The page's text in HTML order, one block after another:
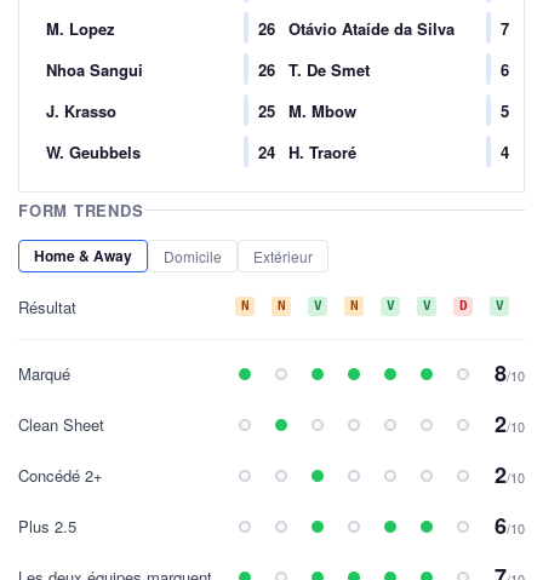
M. Lopez
26
Nhoa Sangui
26
J. Krasso
25
W. Geubbels
24
Otávio Ataíde da Silva
7
T. De Smet
6
M. Mbow
5
H. Traoré
4
FORM TRENDS
Home & Away Domicile Extérieur
Résultat N N V N V V D V
Marqué 8/10
Clean Sheet 2/10
Concédé 2+ 2/10
Plus 2.5 6/10